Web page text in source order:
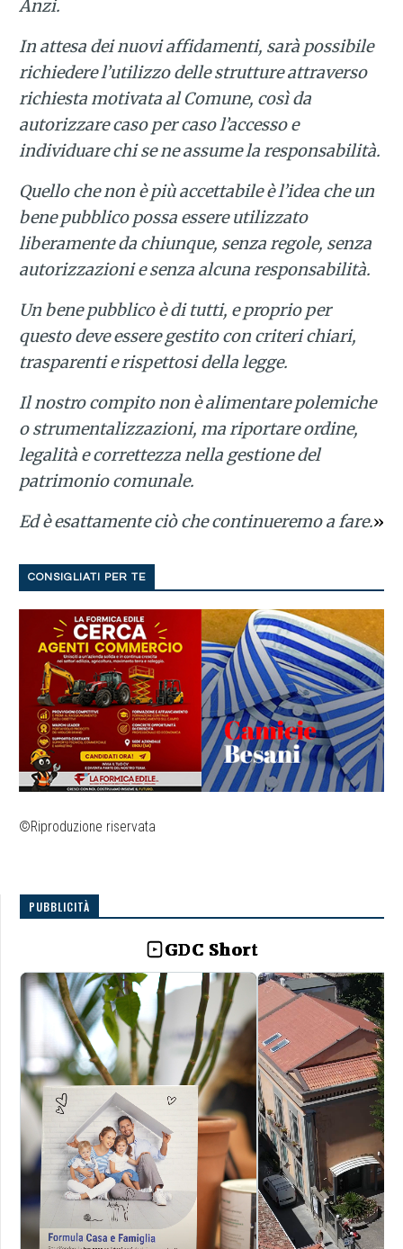
Anzi.
In attesa dei nuovi affidamenti, sarà possibile
richiedere l’utilizzo delle strutture attraverso
richiesta motivata al Comune, così da
autorizzare caso per caso l’accesso e
individuare chi se ne assume la responsabilità.
Quello che non è più accettabile è l’idea che un
bene pubblico possa essere utilizzato
liberamente da chiunque, senza regole, senza
autorizzazioni e senza alcuna responsabilità.
Un bene pubblico è di tutti, e proprio per
questo deve essere gestito con criteri chiari,
trasparenti e rispettosi della legge.
Il nostro compito non è alimentare polemiche
o strumentalizzazioni, ma riportare ordine,
legalità e correttezza nella gestione del
patrimonio comunale.
Ed è esattamente ciò che continueremo a fare.»
CONSIGLIATI PER TE
©Riproduzione riservata
PUBBLICITÀ
GDC Short